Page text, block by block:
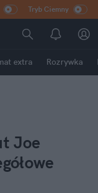
Tryb Ciemny
extra Rozrywka
Joe